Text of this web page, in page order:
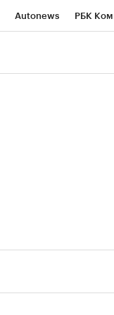
Autonews РБК